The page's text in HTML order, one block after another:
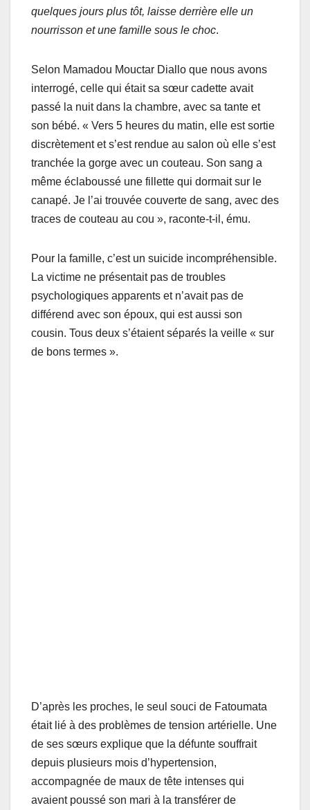
quelques jours plus tôt, laisse derrière elle un
nourrisson et une famille sous le choc.
Selon Mamadou Mouctar Diallo que nous avons
interrogé, celle qui était sa sœur cadette avait
passé la nuit dans la chambre, avec sa tante et
son bébé. « Vers 5 heures du matin, elle est sortie
discrètement et s’est rendue au salon où elle s’est
tranchée la gorge avec un couteau. Son sang a
même éclaboussé une fillette qui dormait sur le
canapé. Je l’ai trouvée couverte de sang, avec des
traces de couteau au cou », raconte-t-il, ému.
Pour la famille, c’est un suicide incompréhensible.
La victime ne présentait pas de troubles
psychologiques apparents et n’avait pas de
différend avec son époux, qui est aussi son
cousin. Tous deux s’étaient séparés la veille « sur
de bons termes ».
D’après les proches, le seul souci de Fatoumata
était lié à des problèmes de tension artérielle. Une
de ses sœurs explique que la défunte souffrait
depuis plusieurs mois d’hypertension,
accompagnée de maux de tête intenses qui
avaient poussé son mari à la transférer de